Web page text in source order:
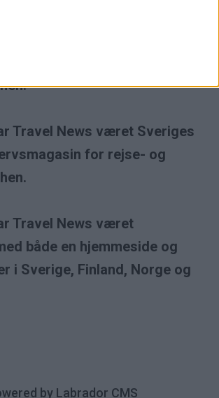
Travel News været Sveriges
for rejse- og
Travel News været
både en hjemmeside og
i Sverige, Finland, Norge og
by Labrador CMS